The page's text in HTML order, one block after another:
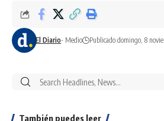
El Diario- Medio Publicado domingo, 8
También puedes leer